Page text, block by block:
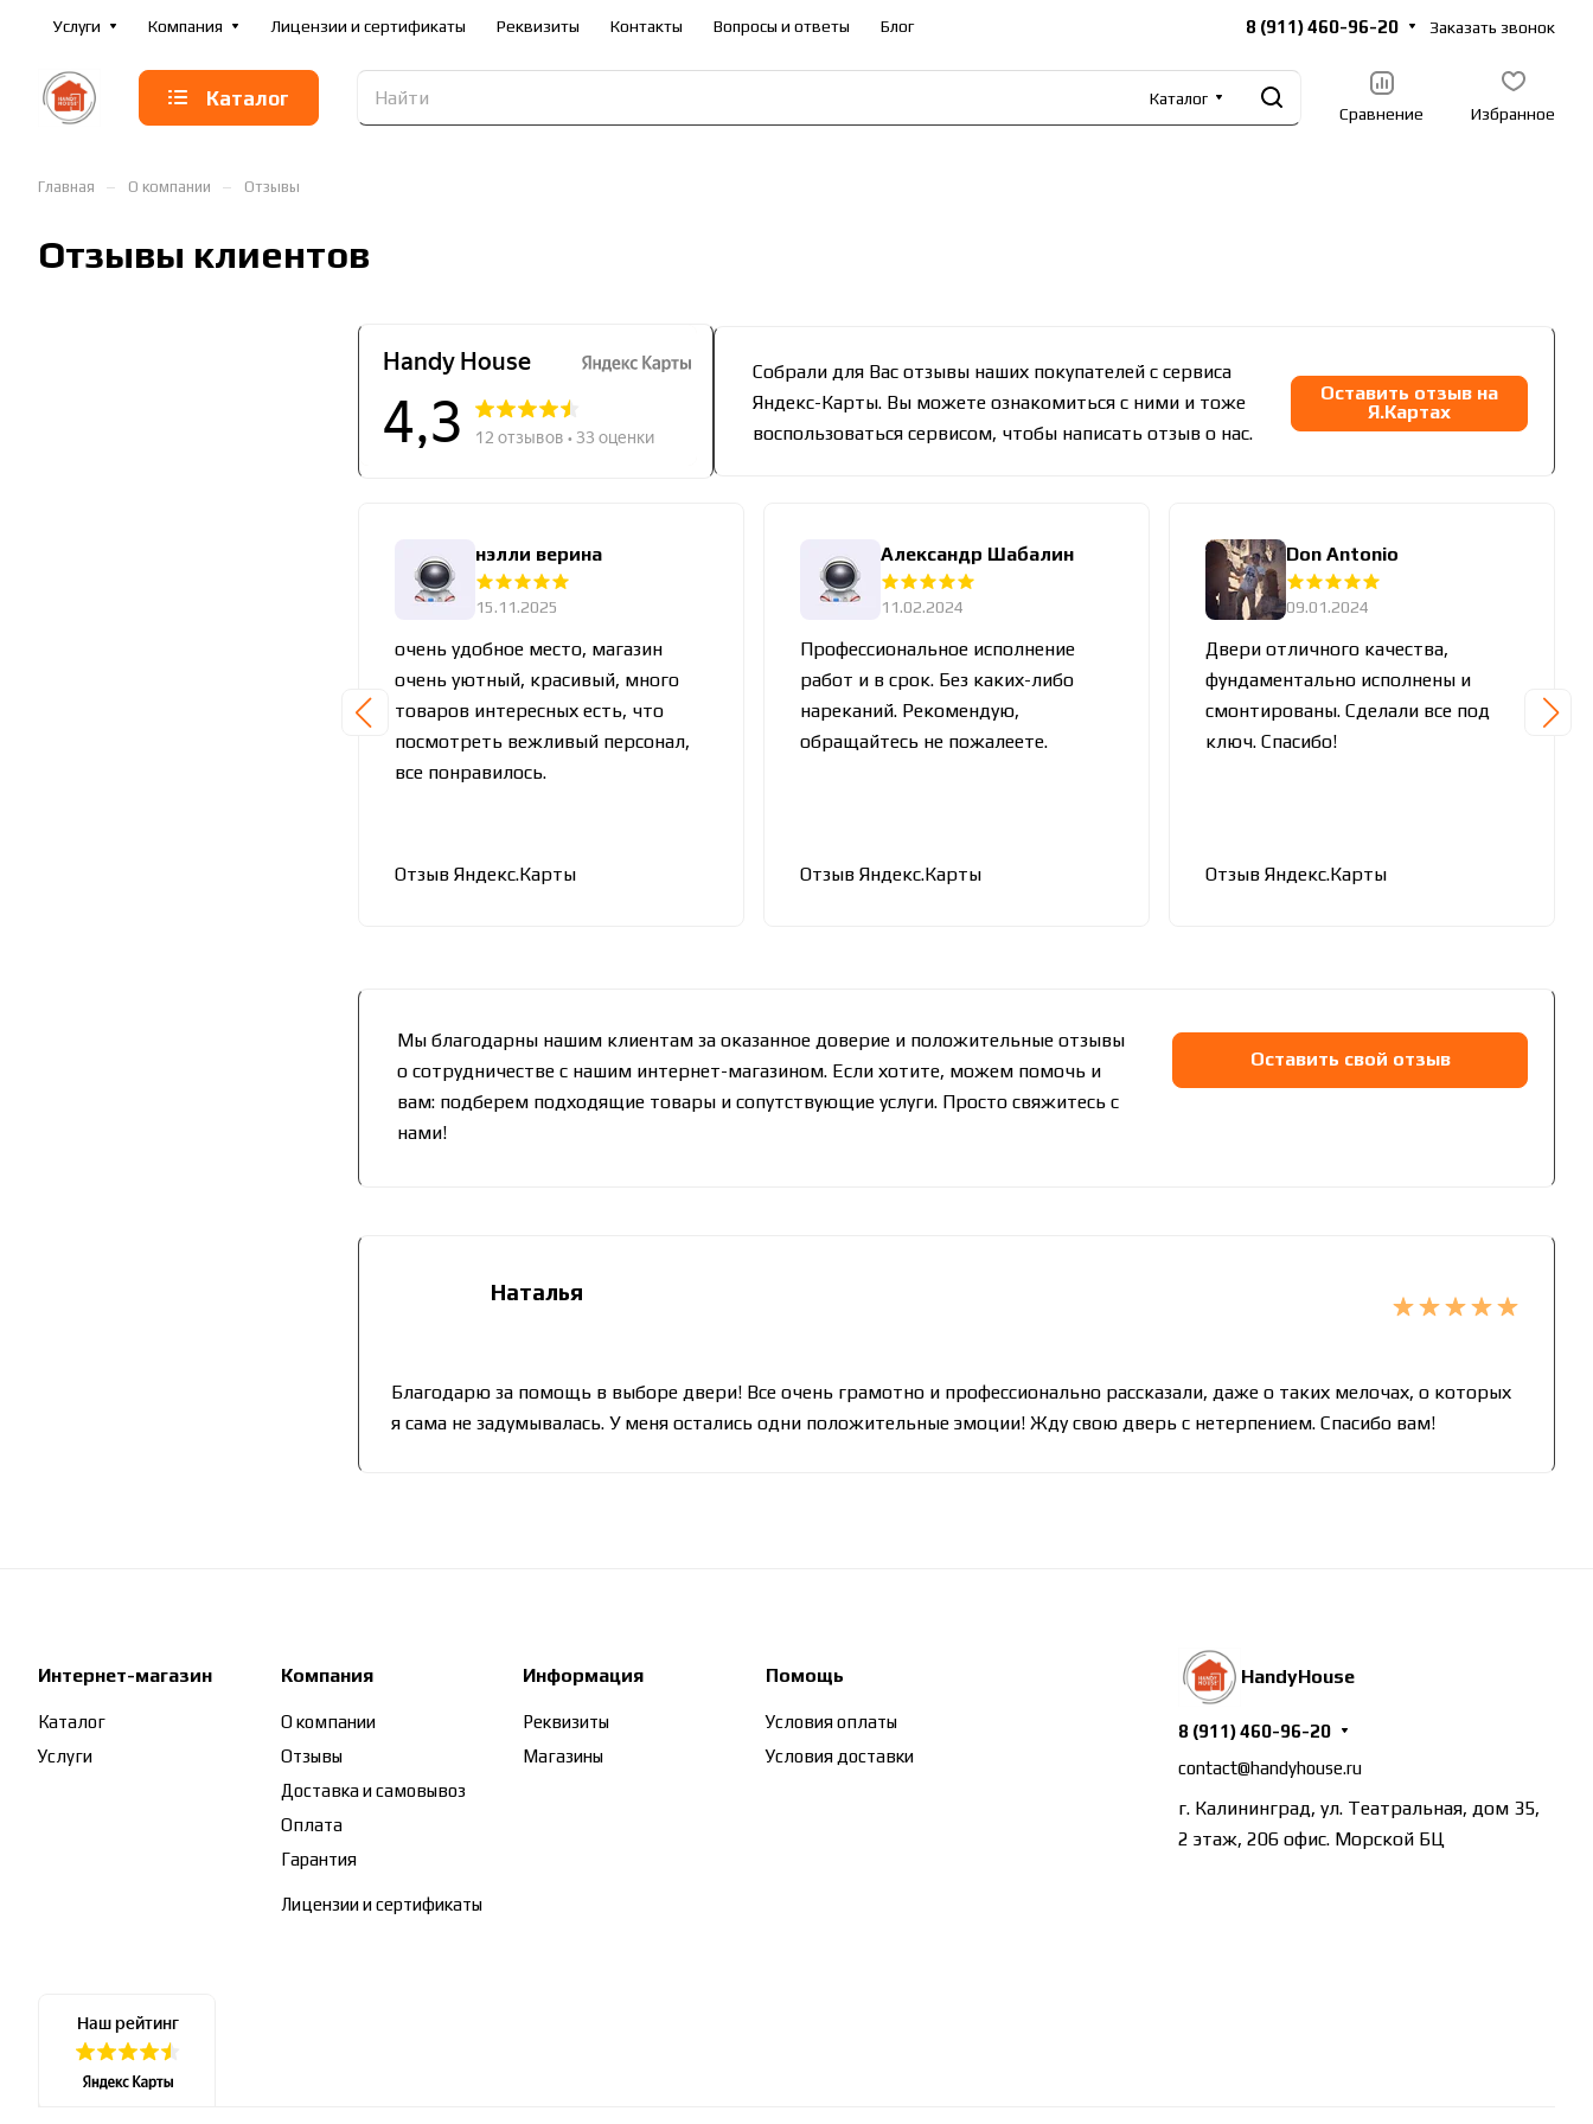
Услуги Компания Лицензии и сертификаты Реквизиты Контакты Вопросы и ответы Блог 8 (911) 460-96-20 Заказать звонок
Каталог
Каталог
Сравнение
Избранное
Главная – О компании – Отзывы
Отзывы клиентов
Собрали для Вас отзывы наших покупателей с сервиса
Яндекс-Карты. Вы можете ознакомиться с ними и тоже
воспользоваться сервисом, чтобы написать отзыв о нас.
Оставить отзыв на
Я.Картах
нэлли верина
15.11.2025
очень удобное место, магазин
очень уютный, красивый, много
товаров интересных есть, что
посмотреть вежливый персонал,
все понравилось.
Отзыв Яндекс.Карты
Александр Шабалин
11.02.2024
Профессиональное исполнение
работ и в срок. Без каких-либо
нареканий. Рекомендую,
обращайтесь не пожалеете.
Отзыв Яндекс.Карты
Don Antonio
09.01.2024
Двери отличного качества,
фундаментально исполнены и
смонтированы. Сделали все под
ключ. Спасибо!
Отзыв Яндекс.Карты
Мы благодарны нашим клиентам за оказанное доверие и положительные отзывы
о сотрудничестве с нашим интернет-магазином. Если хотите, можем помочь и
вам: подберем подходящие товары и сопутствующие услуги. Просто свяжитесь с
нами!
Оставить свой отзыв
Наталья
Благодарю за помощь в выборе двери! Все очень грамотно и профессионально рассказали, даже о таких мелочах, о которых
я сама не задумывалась. У меня остались одни положительные эмоции! Жду свою дверь с нетерпением. Спасибо вам!
Интернет-магазин
Каталог
Услуги
Компания
О компании
Отзывы
Доставка и самовывоз
Оплата
Гарантия
Лицензии и сертификаты
Информация
Реквизиты
Магазины
Помощь
Условия оплаты
Условия доставки
HandyHouse
8 (911) 460-96-20
contact@handyhouse.ru
г. Калининград, ул. Театральная, дом 35,
2 этаж, 206 офис. Морской БЦ